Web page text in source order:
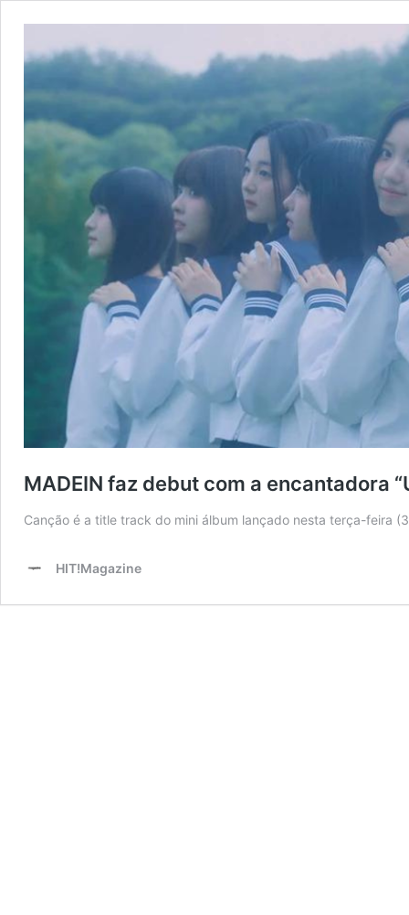
MADEIN faz debut com a encantadora
Canção é a title track do mini álbum lançado nesta terça-feira
HIT!Magazine